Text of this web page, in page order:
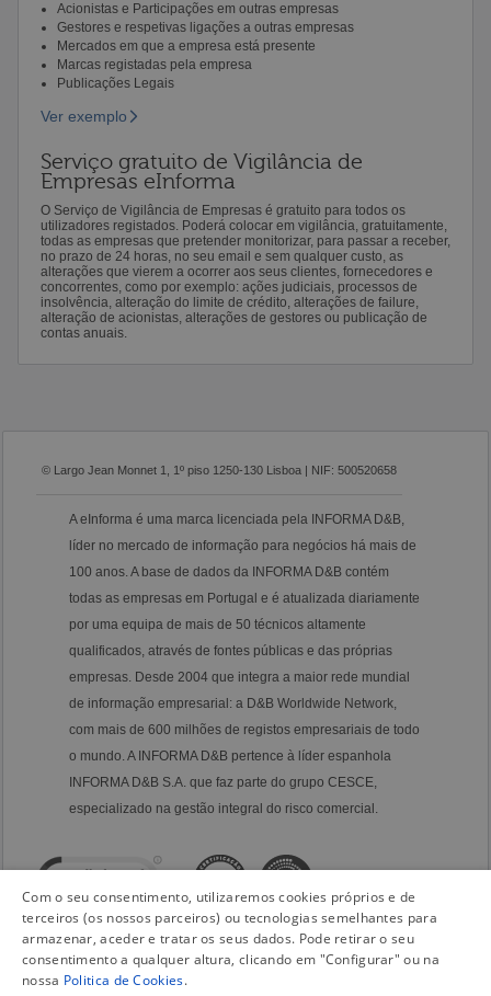
Acionistas e Participações em outras empresas
Gestores e respetivas ligações a outras empresas
Mercados em que a empresa está presente
Marcas registadas pela empresa
Publicações Legais
Ver exemplo
Serviço gratuito de Vigilância de
Empresas eInforma
O Serviço de Vigilância de Empresas é gratuito para todos os
utilizadores registados. Poderá colocar em vigilância, gratuitamente,
todas as empresas que pretender monitorizar, para passar a receber,
no prazo de 24 horas, no seu email e sem qualquer custo, as
alterações que vierem a ocorrer aos seus clientes, fornecedores e
concorrentes, como por exemplo: ações judiciais, processos de
insolvência, alteração do limite de crédito, alterações de failure,
alteração de acionistas, alterações de gestores ou publicação de
contas anuais.
© Largo Jean Monnet 1, 1º piso 1250-130 Lisboa | NIF: 500520658
A eInforma é uma marca licenciada pela INFORMA D&B,
líder no mercado de informação para negócios há mais de
100 anos. A base de dados da INFORMA D&B contém
todas as empresas em Portugal e é atualizada diariamente
por uma equipa de mais de 50 técnicos altamente
qualificados, através de fontes públicas e das próprias
empresas. Desde 2004 que integra a maior rede mundial
de informação empresarial: a D&B Worldwide Network,
com mais de 600 milhões de registos empresariais de todo
o mundo. A INFORMA D&B pertence à líder espanhola
INFORMA D&B S.A. que faz parte do grupo CESCE,
especializado na gestão integral do risco comercial.
Com o seu consentimento, utilizaremos cookies próprios e de
terceiros (os nossos parceiros) ou tecnologias semelhantes para
armazenar, aceder e tratar os seus dados. Pode retirar o seu
consentimento a qualquer altura, clicando em "Configurar" ou na
nossa Politica de Cookies.